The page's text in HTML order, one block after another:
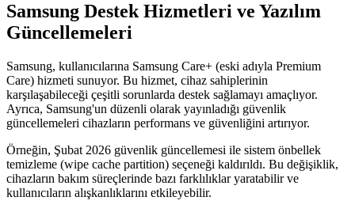
Samsung Destek Hizmetleri ve Yazılım
Güncellemeleri
Samsung, kullanıcılarına Samsung Care+ (eski adıyla Premium
Care) hizmeti sunuyor. Bu hizmet, cihaz sahiplerinin
karşılaşabileceği çeşitli sorunlarda destek sağlamayı amaçlıyor.
Ayrıca, Samsung'un düzenli olarak yayınladığı güvenlik
güncellemeleri cihazların performans ve güvenliğini artırıyor.
Örneğin, Şubat 2026 güvenlik güncellemesi ile sistem önbellek
temizleme (wipe cache partition) seçeneği kaldırıldı. Bu değişiklik,
cihazların bakım süreçlerinde bazı farklılıklar yaratabilir ve
kullanıcıların alışkanlıklarını etkileyebilir.